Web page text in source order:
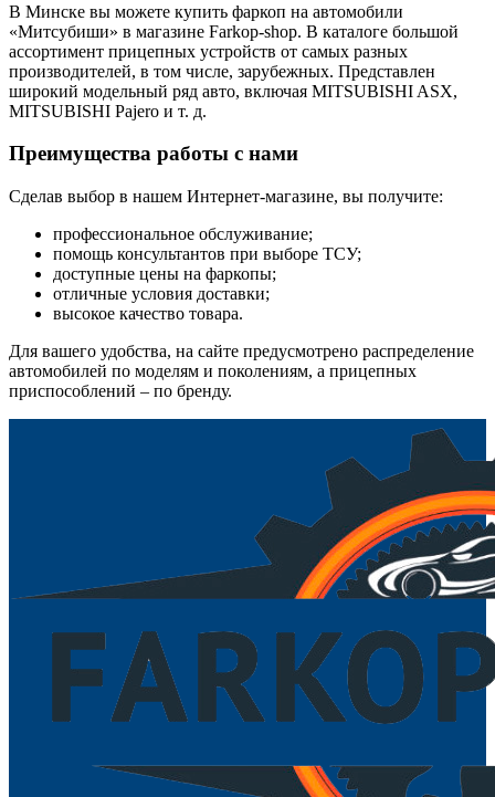
В Минске вы можете купить фаркоп на автомобили
«Митсубиши» в магазине Farkop-shop. В каталоге большой
ассортимент прицепных устройств от самых разных
производителей, в том числе, зарубежных. Представлен
широкий модельный ряд авто, включая MITSUBISHI ASX,
MITSUBISHI Pajero и т. д.
Преимущества работы с нами
Сделав выбор в нашем Интернет-магазине, вы получите:
профессиональное обслуживание;
помощь консультантов при выборе ТСУ;
доступные цены на фаркопы;
отличные условия доставки;
высокое качество товара.
Для вашего удобства, на сайте предусмотрено распределение
автомобилей по моделям и поколениям, а прицепных
приспособлений – по бренду.